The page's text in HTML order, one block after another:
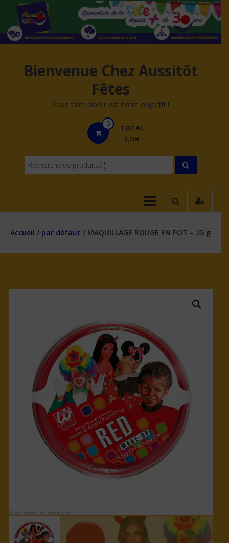
contenu
Bienvenue Chez Aussitôt
Fêtes
Vous faire plaisir est notre objectif !
0 TOTAL
0,00€
Recherche
pourÂ :
Accueil / par défaut / MAQUILLAGE ROUGE EN POT – 25 g